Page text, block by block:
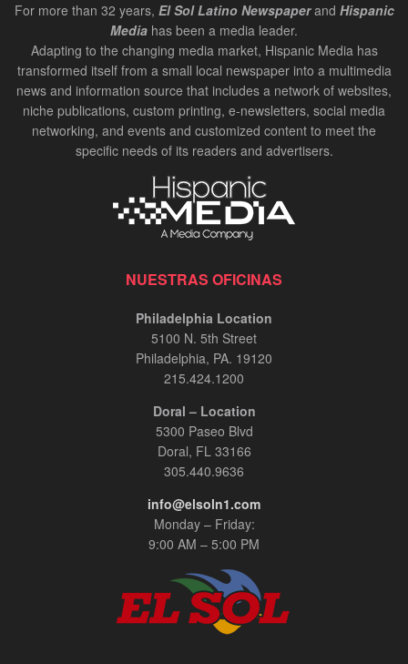
For more than 32 years, El Sol Latino Newspaperand Hispanic
Media has been a media leader.
Adapting to the changing media market, Hispanic Media has
transformed itself from a small local newspaper into a multimedia
news and information source that includes a network of websites,
niche publications, custom printing, e-newsletters, social media
networking, and events and customized content to meet the
specific needs of its readers and advertisers.
NUESTRAS OFICINAS
Philadelphia Location
5100 N. 5th Street
Philadelphia, PA. 19120
215.424.1200
Doral – Location
5300 Paseo Blvd
Doral, FL 33166
305.440.9636
info@elsoln1.com
Monday – Friday:
9:00 AM – 5:00 PM